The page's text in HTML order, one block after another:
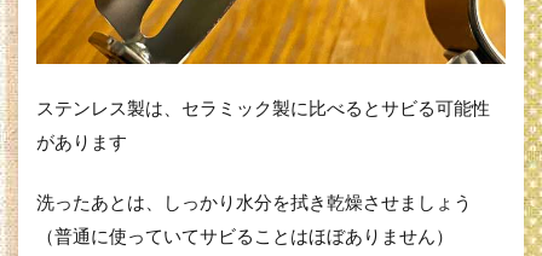
ステンレス製は、セラミック製に比べるとサビる可能性
があります
洗ったあとは、しっかり水分を拭き乾燥させましょう
（普通に使っていてサビることはほぼありません）